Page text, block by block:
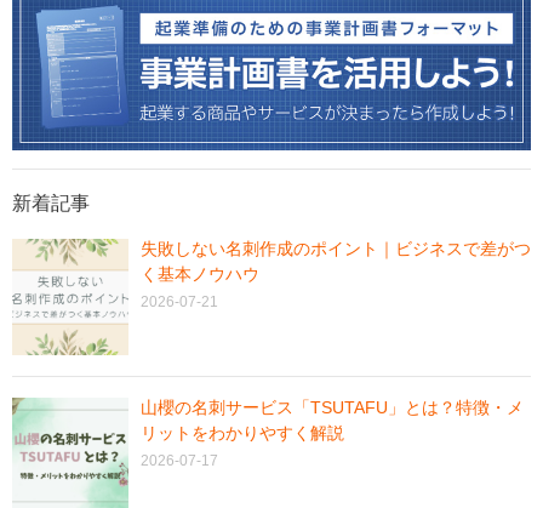
新着記事
失敗しない名刺作成のポイント｜ビジネスで差がつ
く基本ノウハウ
2026-07-21
山櫻の名刺サービス「TSUTAFU」とは？特徴・メ
リットをわかりやすく解説
2026-07-17